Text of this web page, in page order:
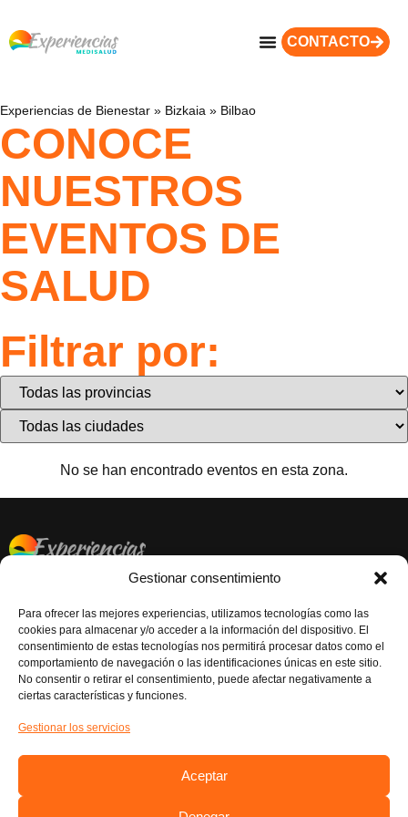
Gestionar consentimiento
Para ofrecer las mejores experiencias, utilizamos tecnologías como las
cookies para almacenar y/o acceder a la información del dispositivo. El
consentimiento de estas tecnologías nos permitirá procesar datos como el
comportamiento de navegación o las identificaciones únicas en este sitio.
No consentir o retirar el consentimiento, puede afectar negativamente a
ciertas características y funciones.
Gestionar los servicios
Aceptar
CONTACTO
Experiencias de Bienestar » Bizkaia » Bilbao
CONOCE
NUESTROS
EVENTOS DE
SALUD
Filtrar por:
No se han encontrado eventos en esta zona.
EL BOVALAR, Carrer de la Senyera, 70, 46970 Alaquàs,
Valéncia
Atención al Cliente: 961986043
RESERVAS EXCURSIONES: 621 20 94 84